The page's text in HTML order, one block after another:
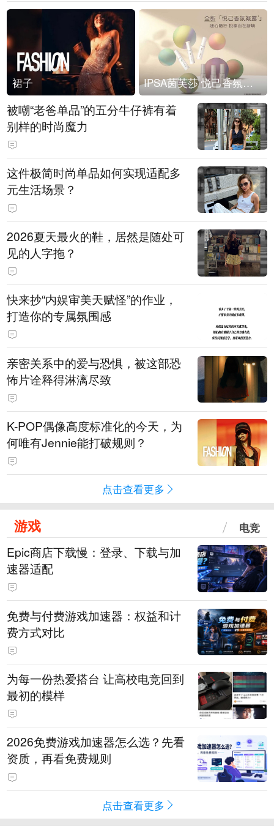
裙子 IPSA茵芙莎 悦己香氛凝露上市
被嘲“老爸单品”的五分牛仔裤有着
别样的时尚魔力
这件极简时尚单品如何实现适配多
元生活场景？
2026夏天最火的鞋，居然是随处可
见的人字拖？
快来抄“内娱审美天赋怪”的作业，
打造你的专属氛围感
亲密关系中的爱与恐惧，被这部恐
怖片诠释得淋漓尽致
K-POP偶像高度标准化的今天，为
何唯有Jennie能打破规则？
点击查看更多
游戏 电竞
Epic商店下载慢：登录、下载与加
速器适配
免费与付费游戏加速器：权益和计
费方式对比
为每一份热爱搭台 让高校电竞回到
最初的模样
2026免费游戏加速器怎么选？先看
资质，再看免费规则
点击查看更多